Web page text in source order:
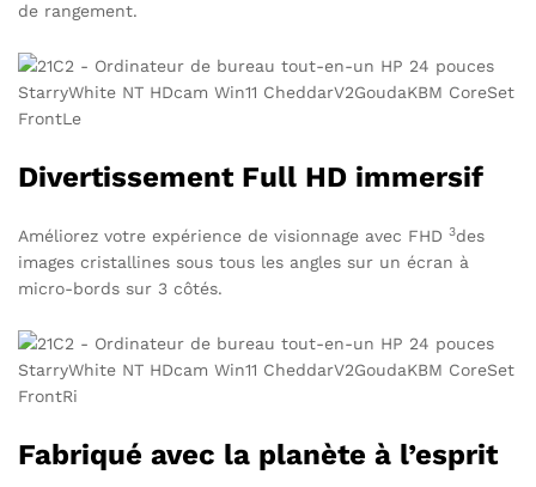
de rangement.
Divertissement Full HD immersif
Améliorez votre expérience de visionnage avec FHD 3des
images cristallines sous tous les angles sur un écran à
micro-bords sur 3 côtés.
Fabriqué avec la planète à l’esprit